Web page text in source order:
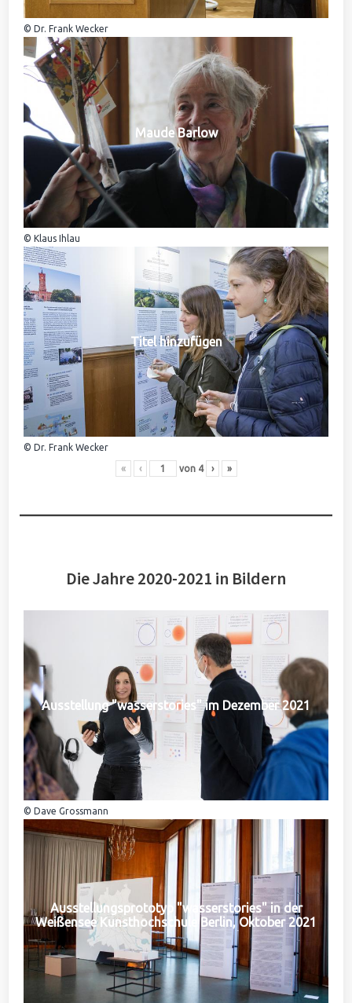
© Dr. Frank Wecker
Maude Barlow
© Klaus Ihlau
Titel hinzufügen
© Dr. Frank Wecker
« ‹ von 4 › »
Die Jahre 2020-2021 in Bildern
Ausstellung "wasserstories" im Dezember 2021
© Dave Grossmann
Ausstellungsprototyp "wasserstories" in der
Weißensee Kunsthochschule Berlin, Oktober 2021